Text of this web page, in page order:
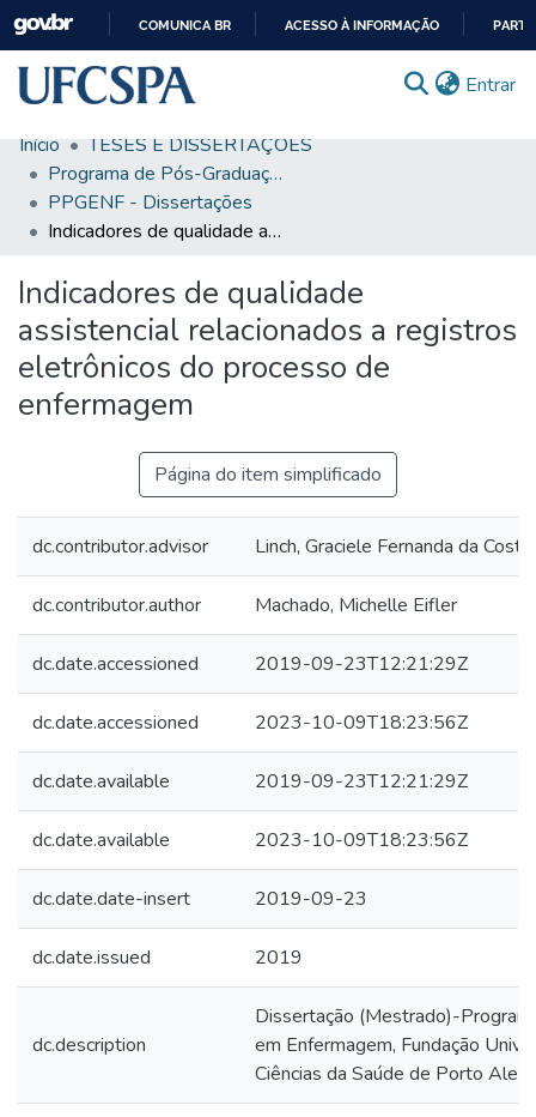
CONTEÚDO
COMUNICA BR ACESSO À INFORMAÇÃO
Entrar
Comunidades & Coleções
Busca Facetada
Autoarquivamento
Sobre o RI-UFCSPA
FAQ
Início
TESES E DISSERTAÇÕES
Programa de Pós-Graduação em Enfermagem
PPGENF - Dissertações
Indicadores de qualidade assistencial relacionados a registros eletrônicos do processo de enfermagem
Indicadores de qualidade
assistencial relacionados a registros
eletrônicos do processo de
enfermagem
Página do item simplificado
dc.contributor.advisor Linch, Graciele Fernanda da Costa
dc.contributor.author Machado, Michelle Eifler
dc.date.accessioned 2019-09-23T12:21:29Z
dc.date.accessioned 2023-10-09T18:23:56Z
dc.date.available 2019-09-23T12:21:29Z
dc.date.available 2023-10-09T18:23:56Z
dc.date.date-insert 2019-09-23
dc.date.issued 2019
dc.description
Dissertação (Mestrado)-
em Enfermagem, Fundação
Ciências da Saúde de Porto